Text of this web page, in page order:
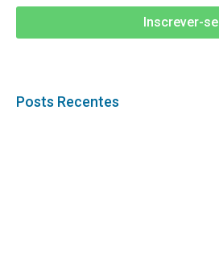
Inscrever-se
Posts Recentes